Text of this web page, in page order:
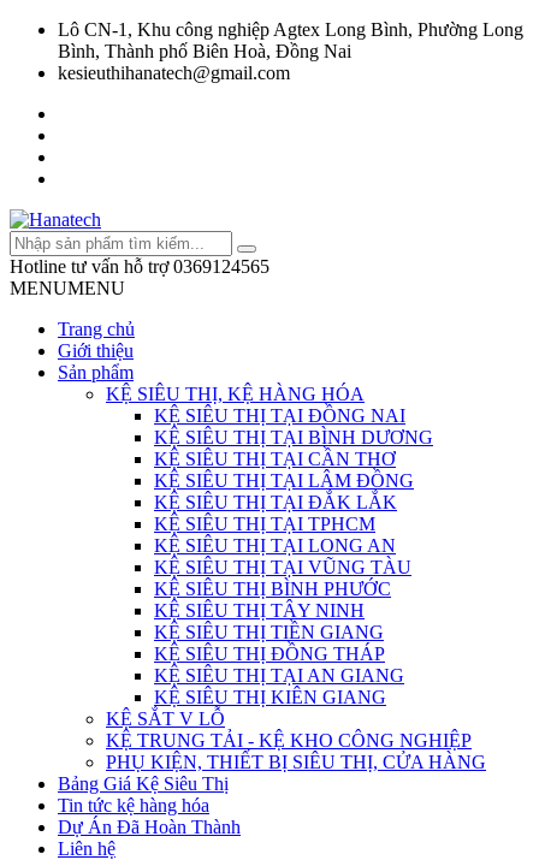
Lô CN-1, Khu công nghiệp Agtex Long Bình, Phường Long
Bình, Thành phố Biên Hoà, Đồng Nai
kesieuthihanatech@gmail.com
Hotline tư vấn hỗ trợ 0369124565
MENUMENU
Trang chủ
Giới thiệu
Sản phẩm
KỆ SIÊU THỊ, KỆ HÀNG HÓA
KỆ SIÊU THỊ TẠI ĐỒNG NAI
KỆ SIÊU THỊ TẠI BÌNH DƯƠNG
KỆ SIÊU THỊ TẠI CẦN THƠ
KỆ SIÊU THỊ TẠI LÂM ĐỒNG
KỆ SIÊU THỊ TẠI ĐẮK LẮK
KỆ SIÊU THỊ TẠI TPHCM
KỆ SIÊU THỊ TẠI LONG AN
KỆ SIÊU THỊ TẠI VŨNG TÀU
KỆ SIÊU THỊ BÌNH PHƯỚC
KỆ SIÊU THỊ TÂY NINH
KỆ SIÊU THỊ TIỀN GIANG
KỆ SIÊU THỊ ĐỒNG THÁP
KỆ SIÊU THỊ TẠI AN GIANG
KỆ SIÊU THỊ KIÊN GIANG
KỆ SẮT V LỖ
KỆ TRUNG TẢI - KỆ KHO CÔNG NGHIỆP
PHỤ KIỆN, THIẾT BỊ SIÊU THỊ, CỬA HÀNG
Bảng Giá Kệ Siêu Thị
Tin tức kệ hàng hóa
Dự Án Đã Hoàn Thành
Liên hệ